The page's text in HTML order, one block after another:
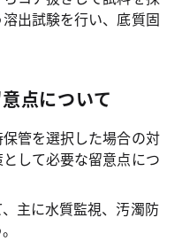
出試験を行い、底質固
点について
管を選択した場合の対
して必要な留意点につ
主に水質監視、汚濁防